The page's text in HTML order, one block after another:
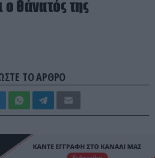
θάνατός της
ΤΟ ΑΡΘΡΟ